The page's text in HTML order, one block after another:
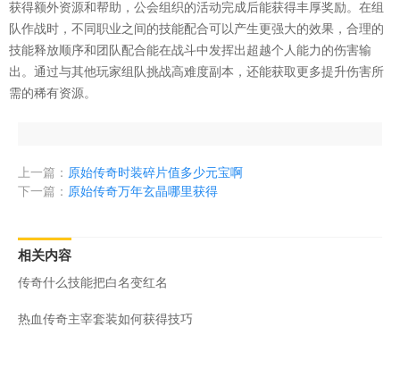
获得额外资源和帮助，公会组织的活动完成后能获得丰厚奖励。在组
队作战时，不同职业之间的技能配合可以产生更强大的效果，合理的
技能释放顺序和团队配合能在战斗中发挥出超越个人能力的伤害输
出。通过与其他玩家组队挑战高难度副本，还能获取更多提升伤害所
需的稀有资源。
上一篇： 原始传奇时装碎片值多少元宝啊
下一篇： 原始传奇万年玄晶哪里获得
相关内容
传奇什么技能把白名变红名
热血传奇主宰套装如何获得技巧